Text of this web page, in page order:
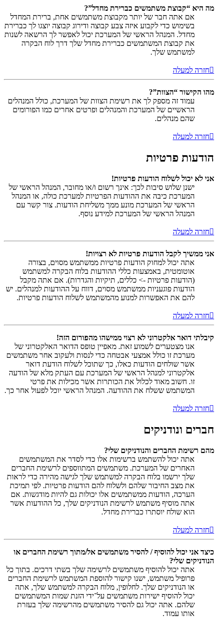
מה היא “קבוצת משתמשים כברירת מחדל”?
אם אתה חבר של יותר מקבוצת משתמשים אחת, ברירת המחדל
בשימוש כדי לקבוע איזה צבע קבוצה ודירוג קבוצה יוצגו לך כברירת
מחדל. המנהל הראשי של המערכת יכול לאפשר לך הרשאה לשנות
את קבוצת המשתמשים כברירת מחדל שלך דרך לוח הבקרה
למשתמש שלך.
חזרה למעלה
מהו הקישור “הצוות”?
עמוד זה מספק לך את רשימת הצוות של המערכת, כולל המנהלים
הראשיים של המערכת והמנהלים ופרטים אחרים כמו הפורומים
שהם מנהלים.
חזרה למעלה
הודעות פרטיות
אני לא יכול לשלוח הודעות פרטיות!
ישנן שלוש סיבות לכך: אינך רשום ו/או מחובר, המנהל הראשי של
המערכת כיבה את ההודעות הפרטיות למערכת כולה, או המנהל
הראשי של המערכת מונע ממך משליחת הודעות. צור קשר עם
המנהל הראשי של המערכת למידע נוסף.
חזרה למעלה
אני ממשיך לקבל הודעות פרטיות לא רצויות!
אתה יכול למחוק הודעות פרטיות ממשתמש מסוים, בצורה
אוטומטית, באמצעות כללי ההודעות בלוח הבקרה למשתמש
(הודעות פרטיות -> כללים, תיקיות והגדרות). אם אתה מקבל
הודעות פוגעניות ממשתמש מסוים, דווח על ההודעות למנהלים. יש
להם את האפשרות למנוע מהמשתמש לשלוח הודעות פרטיות.
חזרה למעלה
קיבלתי דואר אלקטרוני לא רצוי ממישהו מהפורום הזה!
אנו מצטערים לשמוע זאת. מאפיין טופס הדואר האלקטרוני של
מערכת זו כולל אמצעי אבטחה כדי לנסות ולעקוב אחר משתמשים
אשר שולחים הודעות כאלו, כך שתוכל לשלוח הודעת דואר
אלקטרוני למנהל הראשי של המערכת עם העתק מלא של הודעה
זו. חשוב מאוד לכלול את הכותרות אשר מכילות את פרטי
המשתמש ששלח את ההודעה. המנהל הראשי יוכל לפעול אחר כך.
חזרה למעלה
חברים ונודניקים
מהם רשימת החברים והנודניקים שלי?
אתה יכול להשתמש ברשימות אלו כדי לסדר את המשתמשים
האחרים של המערכת. משתמשים המתווספים לרשימת החברים
שלך ירשמו בלוח הבקרה למשתמש שלך לגישה מהירה כדי לראות
את מצב החיבור שלהם ולשלוח להם הודעות פרטיות. לפי תמיכת
הערכה, הודעות ממשתמשים אלו יכולות גם להיות מודגשות. אם
אתה מוסיף משתמש לרשימת הנודניקים שלך, כל ההודעות אשר
הוא שולח יוסתרו כברירת מחדל.
חזרה למעלה
כיצד אני יכול להוסיף / להסיר משתמשים אל/מתוך רשימת החברים או
הנודניקים שלי?
אתה יכול להוסיף משתמשים לרשימה שלך בשתי דרכים. בתוך כל
פרופיל משתמש, ישנו קישור להוספת המשתמש לרשימת החברים
או הנודניקים שלך. לחלופין, מלוח הבקרה למשתמש שלך, אתה
יכול להוסיף ישירות משתמשים על־ידי הזנת שמות המשתמשים
שלהם. אתה יכול גם להסיר משתמשים מהרשימה שלך בעזרת
אותו עמוד.